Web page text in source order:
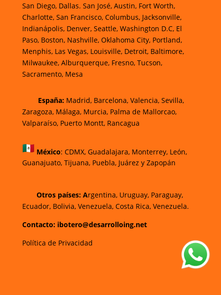
San Diego, Dallas. San José, Austin, Fort Worth,
Charlotte, San Francisco, Columbus, Jacksonville,
Indianápolis, Denver, Seattle, Washington D.C, El
Paso, Boston, Nashville, Oklahoma City, Portland,
Menphis, Las Vegas, Louisville, Detroit, Baltimore,
Milwaukee, Alburquerque, Fresno, Tucson,
Sacramento, Mesa
España: Madrid, Barcelona, Valencia, Sevilla,
Zaragoza, Málaga, Murcia, Palma de Mallorcao,
Valparaíso, Puerto Montt, Rancagua
México: CDMX, Guadalajara, Monterrey, León,
Guanajuato, Tijuana, Puebla, Juárez y Zapopán
Otros países: Argentina, Uruguay, Paraguay,
Ecuador, Bolivia, Venezuela, Costa Rica, Venezuela.
Contacto: ibotero@desarrolloing.net
Política de Privacidad
w